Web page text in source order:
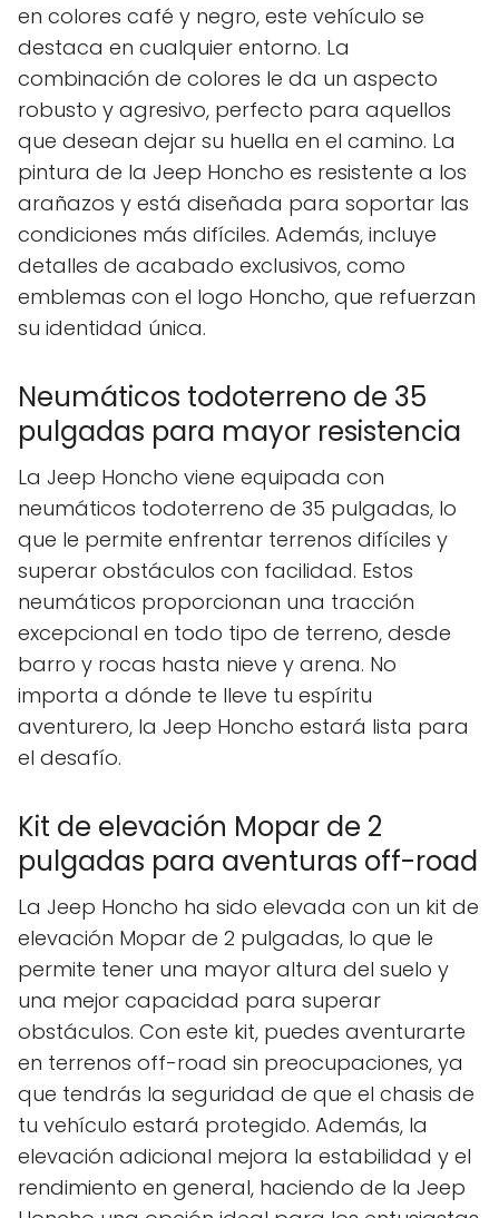
en colores café y negro, este vehículo se
destaca en cualquier entorno. La
combinación de colores le da un aspecto
robusto y agresivo, perfecto para aquellos
que desean dejar su huella en el camino. La
pintura de la Jeep Honcho es resistente a los
arañazos y está diseñada para soportar las
condiciones más difíciles. Además, incluye
detalles de acabado exclusivos, como
emblemas con el logo Honcho, que refuerzan
su identidad única.
Neumáticos todoterreno de 35
pulgadas para mayor resistencia
La Jeep Honcho viene equipada con
neumáticos todoterreno de 35 pulgadas, lo
que le permite enfrentar terrenos difíciles y
superar obstáculos con facilidad. Estos
neumáticos proporcionan una tracción
excepcional en todo tipo de terreno, desde
barro y rocas hasta nieve y arena. No
importa a dónde te lleve tu espíritu
aventurero, la Jeep Honcho estará lista para
el desafío.
Kit de elevación Mopar de 2
pulgadas para aventuras off-road
La Jeep Honcho ha sido elevada con un kit de
elevación Mopar de 2 pulgadas, lo que le
permite tener una mayor altura del suelo y
una mejor capacidad para superar
obstáculos. Con este kit, puedes aventurarte
en terrenos off-road sin preocupaciones, ya
que tendrás la seguridad de que el chasis de
tu vehículo estará protegido. Además, la
elevación adicional mejora la estabilidad y el
rendimiento en general, haciendo de la Jeep